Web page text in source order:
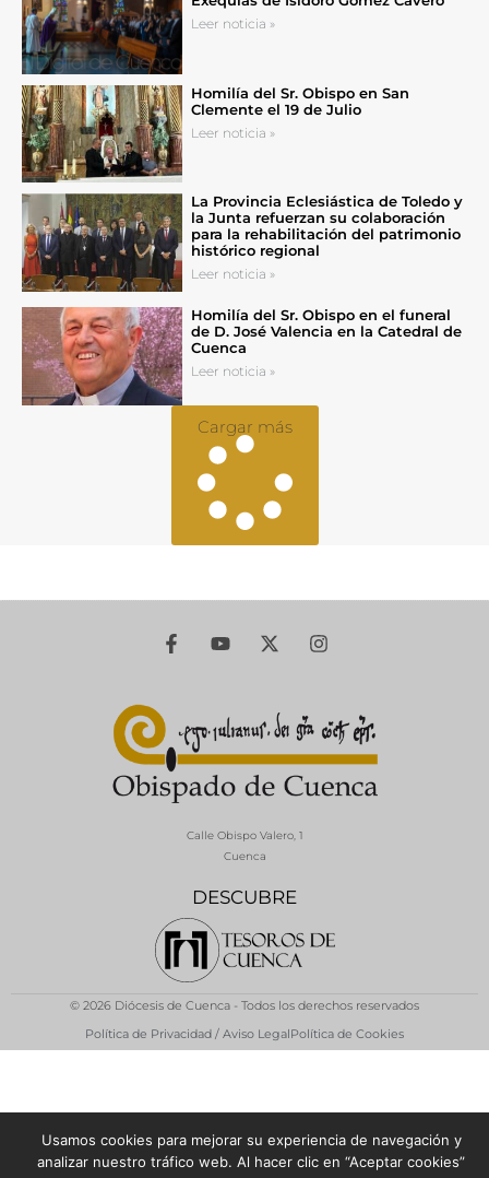
Leer noticia »
Homilía del Sr. Obispo en San
Clemente el 19 de Julio
Leer noticia »
La Provincia Eclesiástica de Toledo y
la Junta refuerzan su colaboración
para la rehabilitación del patrimonio
histórico regional
Leer noticia »
Homilía del Sr. Obispo en el funeral
de D. José Valencia en la Catedral de
Cuenca
Leer noticia »
Cargar más
DESCUBRE
Calle Obispo Valero, 1
Cuenca
© 2026 Diócesis de Cuenca - Todos los derechos reservados
Política de Privacidad / Aviso LegalPolítica de Cookies
Usamos cookies para mejorar su experiencia de navegación y
analizar nuestro tráfico web. Al hacer clic en “Aceptar cookies”